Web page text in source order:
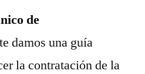
de
te damos una guía
la contratación de la